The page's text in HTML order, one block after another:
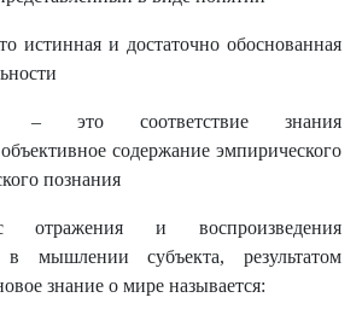
истинная и достаточно обоснованная
– это соответствие знания
содержание эмпирического
познания
отражения и воспроизведения
в мышлении субъекта, результатом
знание о мире называется: